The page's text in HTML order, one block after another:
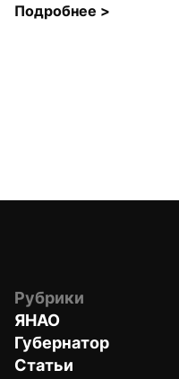
Подробнее >
Рубрики
ЯНАО
Губернатор
Статьи